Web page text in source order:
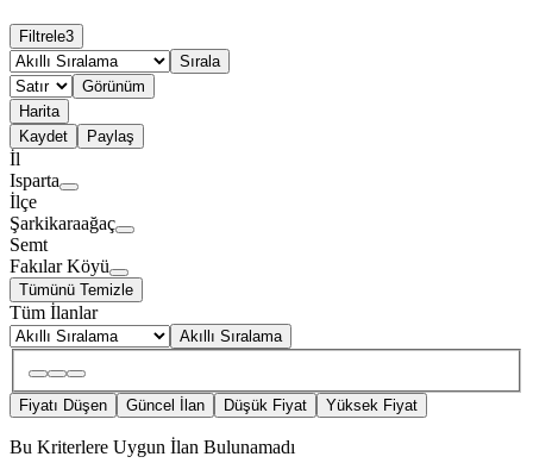
Filtrele3
Sırala
Görünüm
Harita
Kaydet
Paylaş
İl
Isparta
İlçe
Şarkikaraağaç
Semt
Fakılar Köyü
Tümünü Temizle
Tüm İlanlar
Akıllı Sıralama
Fiyatı Düşen Güncel İlan Düşük Fiyat Yüksek Fiyat
Bu Kriterlere Uygun İlan Bulunamadı